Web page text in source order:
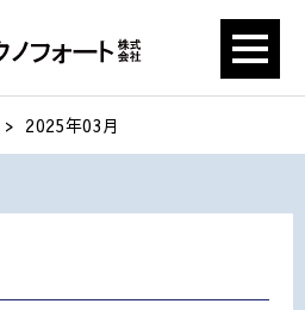
> 2025年03月